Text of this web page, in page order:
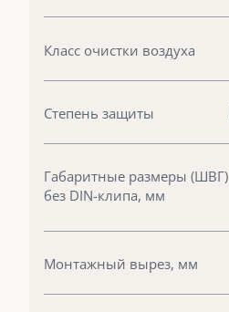
Класс очистки воздуха
Степень защиты
Габаритные размеры (ШВГ)
без DIN-клипа, мм
Монтажный вырез, мм